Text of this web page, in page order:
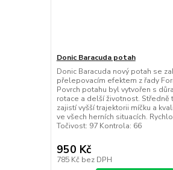
Donic Baracuda potah
Donic Baracuda nový potah se
přelepovacím efektem z řady
Povrch potahu byl vytvořen s
rotace a delší životnost. Středně
zajistí vyšší trajektorii míčku a
ve všech herních situacích.
Točivost: 97 Kontrola: 66
950 Kč
785 Kč bez DPH